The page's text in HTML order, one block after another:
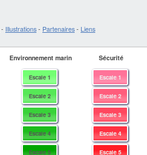
Environnement marin
Escale 1
Escale 2
Escale 3
Escale 4
Escale 5
Sécurité
Escale 1
Escale 2
Escale 3
Escale 4
Escale 5
- Illustrations - Partenaires - Liens